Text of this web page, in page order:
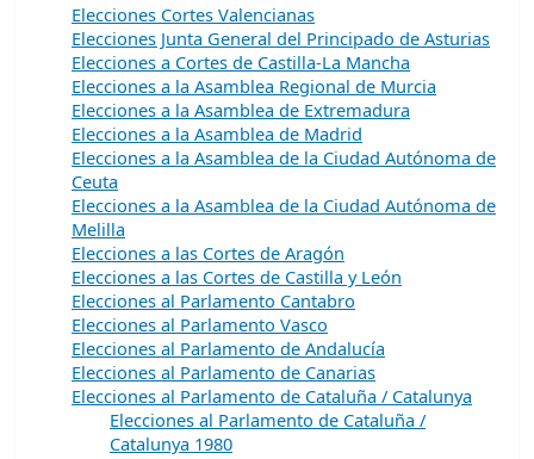
Elecciones Cortes Valencianas
Elecciones Junta General del Principado de Asturias
Elecciones a Cortes de Castilla-La Mancha
Elecciones a la Asamblea Regional de Murcia
Elecciones a la Asamblea de Extremadura
Elecciones a la Asamblea de Madrid
Elecciones a la Asamblea de la Ciudad Autónoma de
Ceuta
Elecciones a la Asamblea de la Ciudad Autónoma de
Melilla
Elecciones a las Cortes de Aragón
Elecciones a las Cortes de Castilla y León
Elecciones al Parlamento Cantabro
Elecciones al Parlamento Vasco
Elecciones al Parlamento de Andalucía
Elecciones al Parlamento de Canarias
Elecciones al Parlamento de Cataluña / Catalunya
Elecciones al Parlamento de Cataluña /
Catalunya 1980